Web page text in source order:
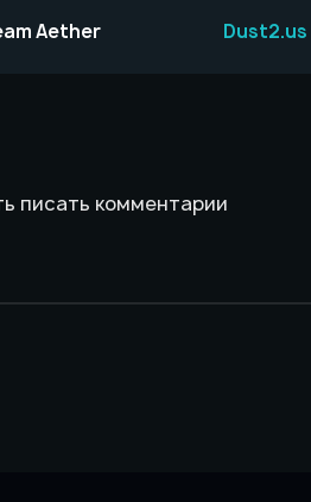
Aether
писать комментарии